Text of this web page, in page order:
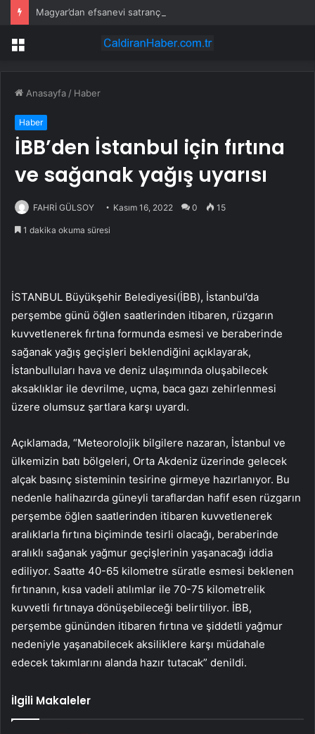
Magyar’dan efsanevi satranççıya cumhurbaşkanlığı teklifi
Menü
Anasayfa / Haber
Haber
İBB’den İstanbul için fırtına
ve sağanak yağış uyarısı
FAHRİ GÜLSOY Kasım 16, 2022 0 15
1 dakika okuma süresi
İSTANBUL Büyükşehir Belediyesi(İBB), İstanbul’da
perşembe günü öğlen saatlerinden itibaren, rüzgarın
kuvvetlenerek fırtına formunda esmesi ve beraberinde
sağanak yağış geçişleri beklendiğini açıklayarak,
İstanbulluları hava ve deniz ulaşımında oluşabilecek
aksaklıklar ile devrilme, uçma, baca gazı zehirlenmesi
üzere olumsuz şartlara karşı uyardı.
Açıklamada, “Meteorolojik bilgilere nazaran, İstanbul ve
ülkemizin batı bölgeleri, Orta Akdeniz üzerinde gelecek
alçak basınç sisteminin tesirine girmeye hazırlanıyor. Bu
nedenle halihazırda güneyli taraflardan hafif esen rüzgarın
perşembe öğlen saatlerinden itibaren kuvvetlenerek
aralıklarla fırtına biçiminde tesirli olacağı, beraberinde
aralıklı sağanak yağmur geçişlerinin yaşanacağı iddia
ediliyor. Saatte 40-65 kilometre süratle esmesi beklenen
fırtınanın, kısa vadeli atılımlar ile 70-75 kilometrelik
kuvvetli fırtınaya dönüşebileceği belirtiliyor. İBB,
perşembe gününden itibaren fırtına ve şiddetli yağmur
nedeniyle yaşanabilecek aksiliklere karşı müdahale
edecek takımlarını alanda hazır tutacak” denildi.
İlgili Makaleler